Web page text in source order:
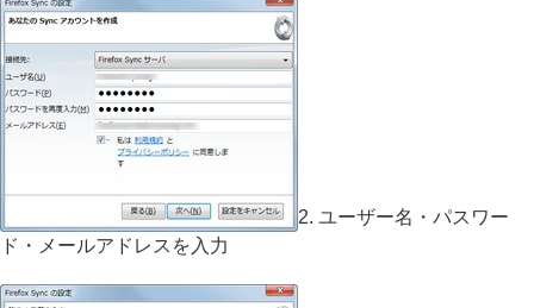
2. ユーザー名・パスワー
ド・メールアドレスを入力